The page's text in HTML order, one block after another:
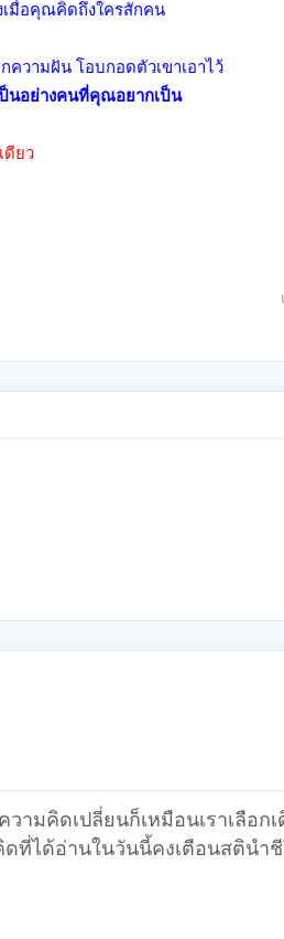
เมื่อคุณคิดถึงใครสักคน
วามฝัน โอบกอดตัวเขาเอาไว้
นอย่างคนที่คุณอยากเป็น
ดียว
มคิดเปลี่ยนก็เหมือนเราเลือก
ที่ได้อ่านในวันนี้คงเตือนสตินำ